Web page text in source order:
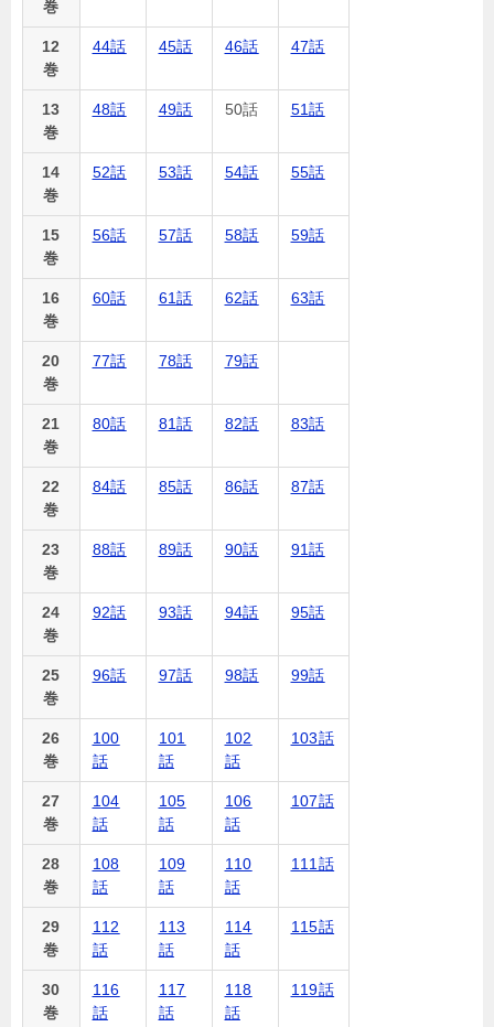
巻
12
巻
44話 45話 46話 47話
13
巻
48話 49話 50話 51話
14
巻
52話 53話 54話 55話
15
巻
56話 57話 58話 59話
16
巻
60話 61話 62話 63話
20
巻
77話 78話 79話
21
巻
80話 81話 82話 83話
22
巻
84話 85話 86話 87話
23
巻
88話 89話 90話 91話
24
巻
92話 93話 94話 95話
25
巻
96話 97話 98話 99話
26
巻
100
話
101
話
102
話
103話
27
巻
104
話
105
話
106
話
107話
28
巻
108
話
109
話
110
話
111話
29
巻
112
話
113
話
114
話
115話
30
巻
116
話
117
話
118
話
119話